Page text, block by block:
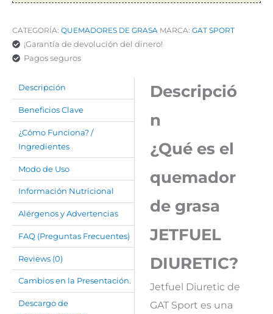
CATEGORÍA: QUEMADORES DE GRASA MARCA: GAT SPORT
¡Garantía de devolución del dinero!
Pagos seguros
Descripción
Beneficios Clave
¿Cómo Funciona? /
Ingredientes
Modo de Uso
Información Nutricional
Alérgenos y Advertencias
FAQ (Preguntas Frecuentes)
Reviews (0)
Cambios en la Presentación.
Descargo de
Descripció
n
¿Qué es el
quemador
de grasa
JETFUEL
DIURETIC?
Jetfuel Diuretic de
GAT Sport es una